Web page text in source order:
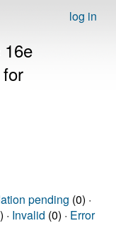
log in
pending (0) ·
· Invalid (0) · Error